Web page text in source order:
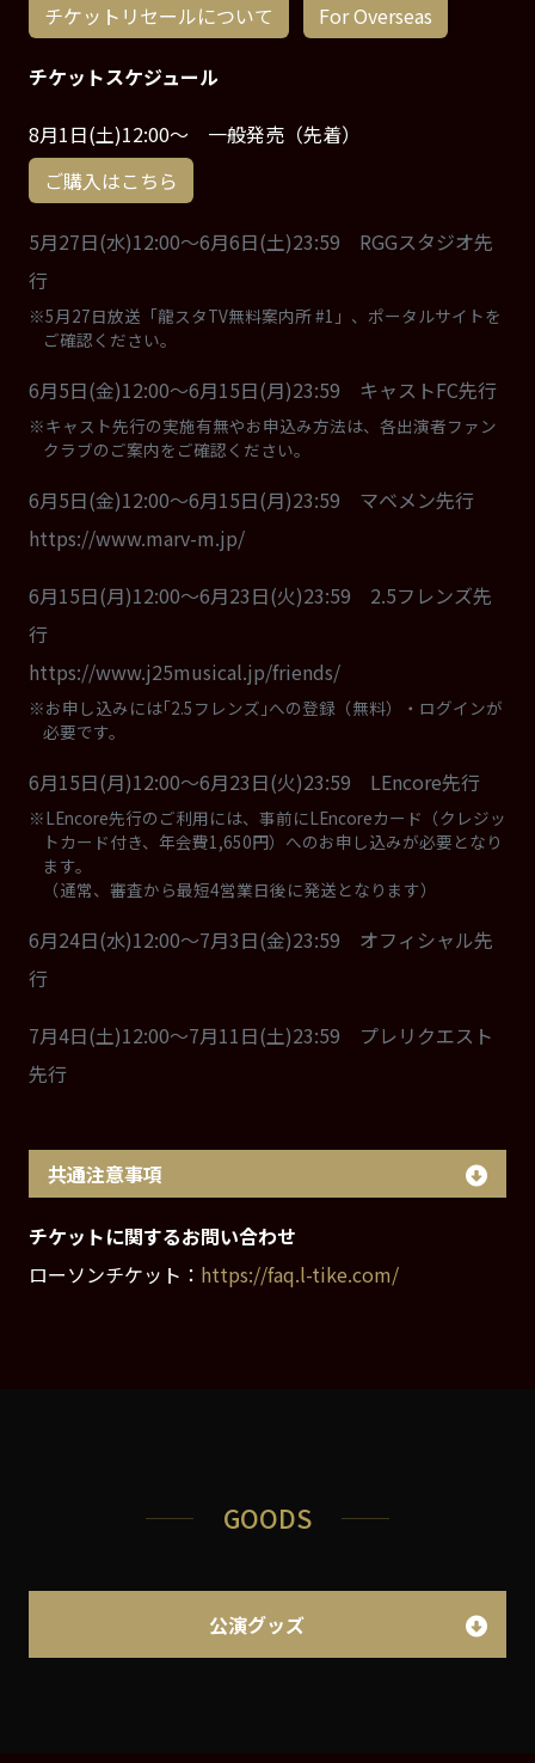
チケットリセールについて For Overseas
チケットスケジュール
8月1日(土)12:00～ 一般発売（先着）
ご購入はこちら
5月27日(水)12:00～6月6日(土)23:59 RGGスタジオ先
行
※5月27日放送「龍スタTV無料案内所 #1」、ポータルサイトを
ご確認ください。
6月5日(金)12:00～6月15日(月)23:59 キャストFC先行
※キャスト先行の実施有無やお申込み方法は、各出演者ファン
クラブのご案内をご確認ください。
6月5日(金)12:00～6月15日(月)23:59 マベメン先行
https://www.marv-m.jp/
6月15日(月)12:00～6月23日(火)23:59 2.5フレンズ先
行
https://www.j25musical.jp/friends/
※お申し込みには｢2.5フレンズ｣への登録（無料）・ログインが
必要です。
6月15日(月)12:00～6月23日(火)23:59 LEncore先行
※LEncore先行のご利用には、事前にLEncoreカード（クレジッ
トカード付き、年会費1,650円）へのお申し込みが必要となり
ます。
（通常、審査から最短4営業日後に発送となります）
6月24日(水)12:00～7月3日(金)23:59 オフィシャル先
行
7月4日(土)12:00～7月11日(土)23:59 プレリクエスト
先行
共通注意事項
チケットに関するお問い合わせ
ローソンチケット： https://faq.l-tike.com/
GOODS
公演グッズ